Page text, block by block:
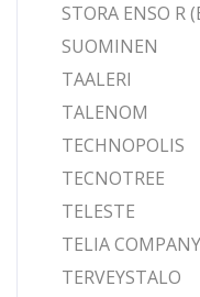
STORA ENSO R
SUOMINEN
TAALERI
TALENOM
TECHNOPOLIS
TECNOTREE
TELESTE
TELIA
TERVEYSTALO